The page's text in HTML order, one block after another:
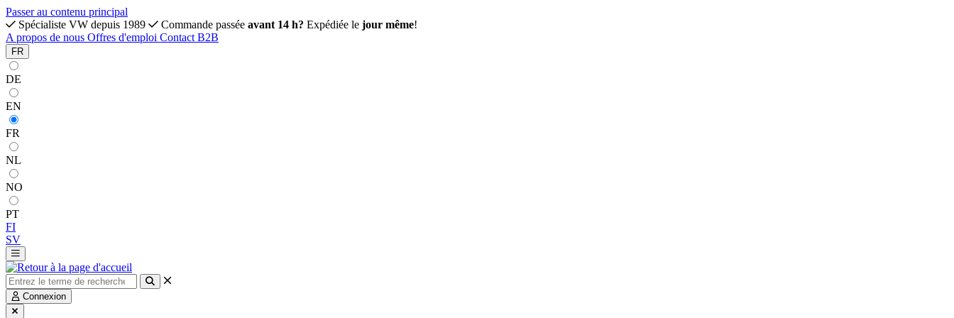
Passer au contenu principal
Spécialiste VW depuis 1989
Commande passée avant 14 h? Expédiée le jour même!
A propos de nous Offres d'emploi Contact B2B
FR
DE
EN
FR
NL
NO
PT
FI
SV
Connexion